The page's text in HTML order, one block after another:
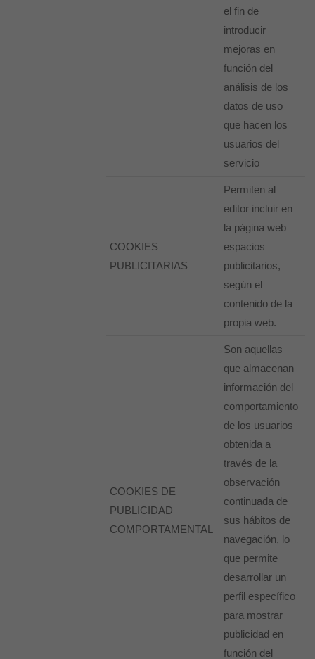
el fin de
introducir
mejoras en
función del
análisis de los
datos de uso
que hacen los
usuarios del
servicio
COOKIES
PUBLICITARIAS
Permiten al
editor incluir en
la página web
espacios
publicitarios,
según el
contenido de la
propia web.
COOKIES DE
PUBLICIDAD
COMPORTAMENTAL
Son aquellas
que almacenan
información del
comportamiento
de los usuarios
obtenida a
través de la
observación
continuada de
sus hábitos de
navegación, lo
que permite
desarrollar un
perfil específico
para mostrar
publicidad en
función del